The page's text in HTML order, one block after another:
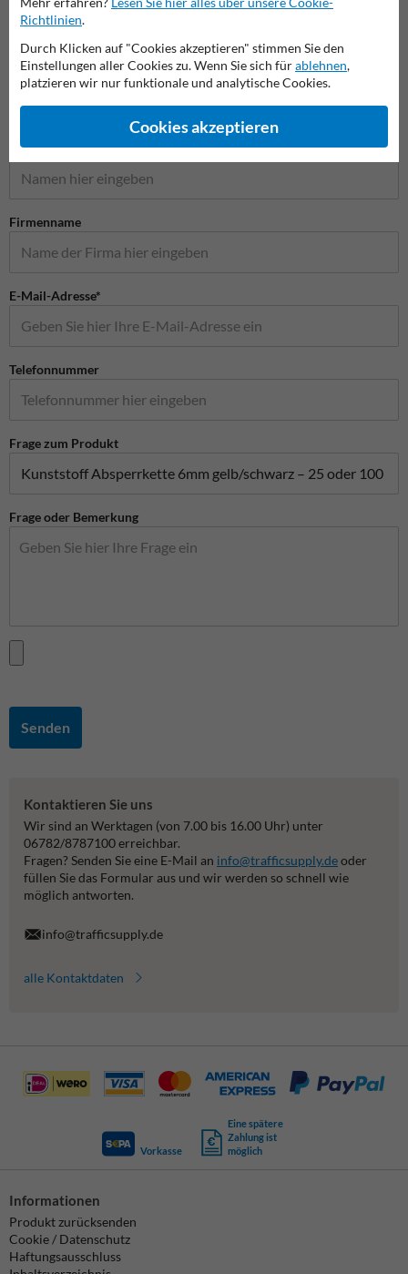
Stellen Sie Ihre Frage an Anfahrschutzkaufen.de
Name*
Firmenname
E-Mail-Adresse*
Telefonnummer
Frage zum Produkt
Frage oder Bemerkung
Senden
Kontaktieren Sie uns
Wir sind an Werktagen (von 7.00 bis 16.00 Uhr) unter
06782/8787100 erreichbar.
Fragen? Senden Sie eine E-Mail an info@trafficsupply.deoder
füllen Sie das Formular aus und wir werden so schnell wie
möglich antworten.
info@trafficsupply.de
alle Kontaktdaten
Vorkasse
Eine spätere
Zahlung ist
möglich
Informationen
Produkt zurücksenden
Cookie / Datenschutz
Haftungsausschluss
Richtlinien.
Durch Klicken auf "Cookies akzeptieren" stimmen Sie den
Einstellungen aller Cookies zu. Wenn Sie sich fürablehnen,
platzieren wir nur funktionale und analytische Cookies.
Cookies akzeptieren